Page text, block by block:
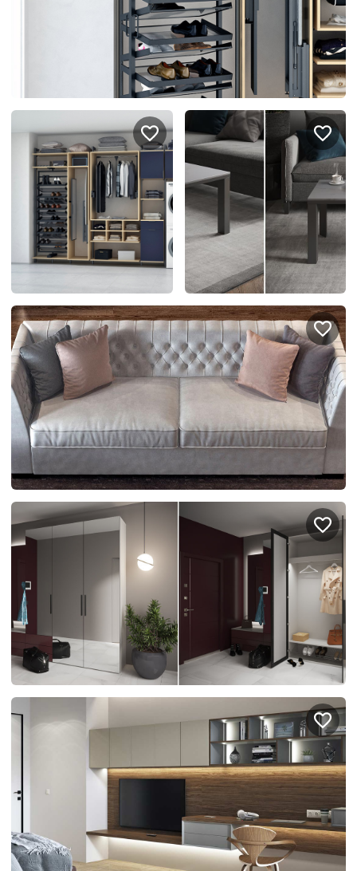
Гарантии
Доставка
Подключение техники
Способы оплаты
Корпоративным клиентам
Рассрочка онлайн
Вопросы и ответы
Документация
Кухни на заказ
Цены
Блог
Портфолио проектов
Индивидуальный
технический проект
Салоны продаж
О компании
Отзывы
Москва и МО
Санкт-Петербург
Нижний Новгород
© 1996-2026 Фабрика мебели «Стильные Кухни»
Правовая информация Поддержка сайта